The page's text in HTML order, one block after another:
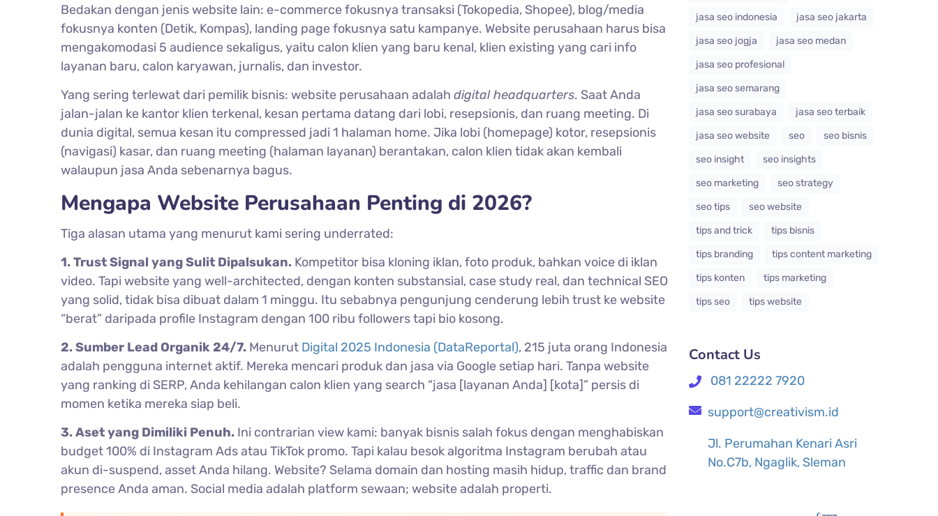
Bedakan dengan jenis website lain: e-commerce fokusnya transaksi (Tokopedia, Shopee), blog/media
fokusnya konten (Detik, Kompas), landing page fokusnya satu kampanye. Website perusahaan harus bisa
mengakomodasi 5 audience sekaligus, yaitu calon klien yang baru kenal, klien existing yang cari info
layanan baru, calon karyawan, jurnalis, dan investor.
Yang sering terlewat dari pemilik bisnis: website perusahaan adalah digital headquarters. Saat Anda
jalan-jalan ke kantor klien terkenal, kesan pertama datang dari lobi, resepsionis, dan ruang meeting. Di
dunia digital, semua kesan itu compressed jadi 1 halaman home. Jika lobi (homepage) kotor, resepsionis
(navigasi) kasar, dan ruang meeting (halaman layanan) berantakan, calon klien tidak akan kembali
walaupun jasa Anda sebenarnya bagus.
Mengapa Website Perusahaan Penting di 2026?
Tiga alasan utama yang menurut kami sering underrated:
1. Trust Signal yang Sulit Dipalsukan. Kompetitor bisa kloning iklan, foto produk, bahkan voice di iklan
video. Tapi website yang well-architected, dengan konten substansial, case study real, dan technical SEO
yang solid, tidak bisa dibuat dalam 1 minggu. Itu sebabnya pengunjung cenderung lebih trust ke website
“berat” daripada profile Instagram dengan 100 ribu followers tapi bio kosong.
2. Sumber Lead Organik 24/7. Menurut Digital 2025 Indonesia (DataReportal), 215 juta orang Indonesia
adalah pengguna internet aktif. Mereka mencari produk dan jasa via Google setiap hari. Tanpa website
yang ranking di SERP, Anda kehilangan calon klien yang search “jasa [layanan Anda] [kota]” persis di
momen ketika mereka siap beli.
3. Aset yang Dimiliki Penuh. Ini contrarian view kami: banyak bisnis salah fokus dengan menghabiskan
budget 100% di Instagram Ads atau TikTok promo. Tapi kalau besok algoritma Instagram berubah atau
akun di-suspend, asset Anda hilang. Website? Selama domain dan hosting masih hidup, traffic dan brand
presence Anda aman. Social media adalah platform sewaan; website adalah properti.
jasa seo indonesia
jasa seo jakarta
jasa seo jogja
jasa seo medan
jasa seo profesional
jasa seo semarang
jasa seo surabaya
jasa seo terbaik
jasa seo website
seo
seo bisnis
seo insight
seo insights
seo marketing
seo strategy
seo tips
seo website
tips and trick
tips bisnis
tips branding
tips content marketing
tips konten
tips marketing
tips seo
tips website
Contact Us
081 22222 7920
support@creativism.id
Jl. Perumahan Kenari Asri
No.C7b, Ngaglik, Sleman